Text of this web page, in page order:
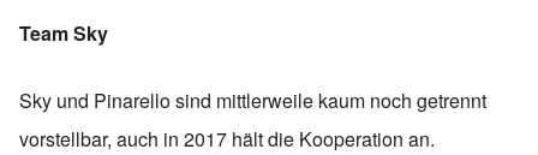
Team Sky
Sky und Pinarello sind mittlerweile kaum noch getrennt
vorstellbar, auch in 2017 hält die Kooperation an.